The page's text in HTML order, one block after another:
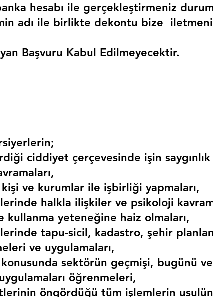
hesabı ile gerçekleştirmeniz
adı ile birlikte dekontu bize
Başvuru Kabul Edilmeyecektir.
ciddiyet çerçevesinde işin saygınlık
ve kurumlar ile işbirliği yapmaları,
halkla ilişkiler ve psikoloji
yeteneğine haiz olmaları,
tapu-sicil, kadastro, şehir
ve uygulamaları,
sektörün geçmişi, bugünü ve
öğrenmeleri,
öngördüğü tüm işlemlerin